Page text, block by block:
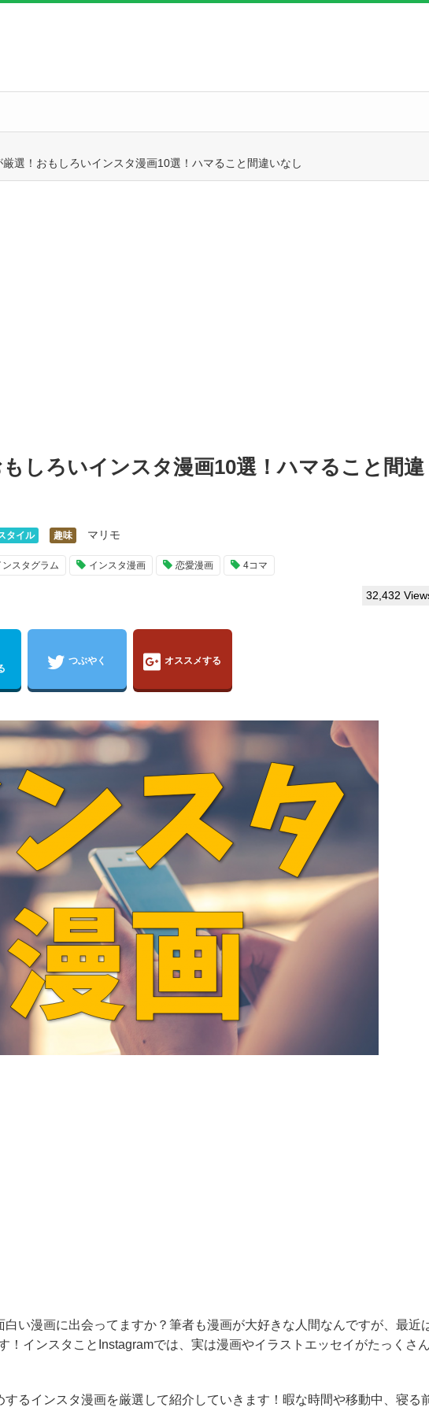
選！おもしろいインスタ漫画10選！ハマること間違いなし
しろいインスタ漫画10選！ハマること間違
タイル 趣味 マリモ
ンスタグラム インスタ漫画 恋愛漫画 4コマ
32,432
つぶやく オススメする
い漫画に出会ってますか？筆者も漫画が大好きな人間なんですが、最近
！インスタことInstagramでは、実は漫画やイラストエッセイがたっくさ
るインスタ漫画を厳選して紹介していきます！暇な時間や移動中、寝る